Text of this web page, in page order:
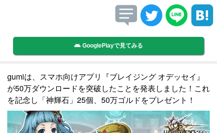
GooglePlayで見てみる
gumiは、スマホ向けアプリ『ブレイジング オデッセイ』
が50万ダウンロードを突破したことを発表しました！これ
を記念し「神輝石」25個、50万ゴルドをプレゼント！